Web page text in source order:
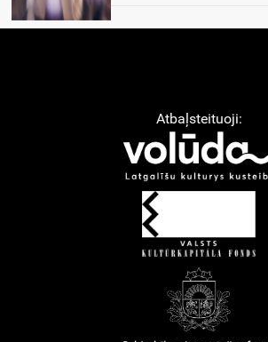
Atbaļsteituoji: